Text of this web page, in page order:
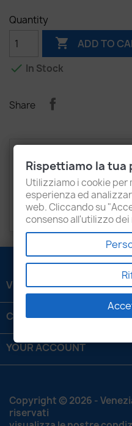
Quantity
 ADD TO
 In Stock
Share
Recensioni
Mercedes-Benz Axor
VENEZIANI LUIGI SRL
CONTATTACI
YOUR ACCOUNT
Copyright © 2026 -
riservati
Rispettiamo la tua
Utilizziamo i cookie per
esperienza ed
web. Cliccando su
consenso all'utilizzo